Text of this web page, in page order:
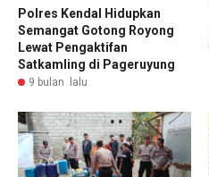
Polres Kendal Hidupkan
Semangat Gotong Royong
Lewat Pengaktifan
Satkamling di Pageruyung
9 bulan lalu